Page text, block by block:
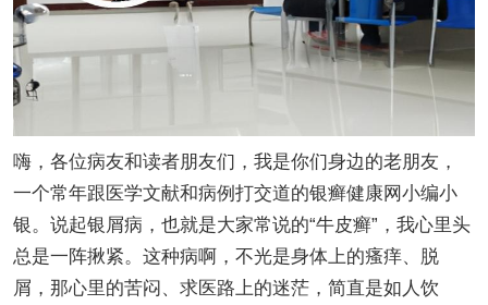
嗨，各位病友和读者朋友们，我是你们身边的老朋友，
一个常年跟医学文献和病例打交道的银癣健康网小编小
银。说起银屑病，也就是大家常说的“牛皮癣”，我心里头
总是一阵揪紧。这种病啊，不光是身体上的瘙痒、脱
屑，那心里的苦闷、求医路上的迷茫，简直是如人饮